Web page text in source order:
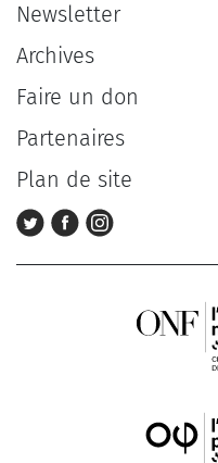
Newsletter
Archives
Faire un don
Partenaires
Plan de site